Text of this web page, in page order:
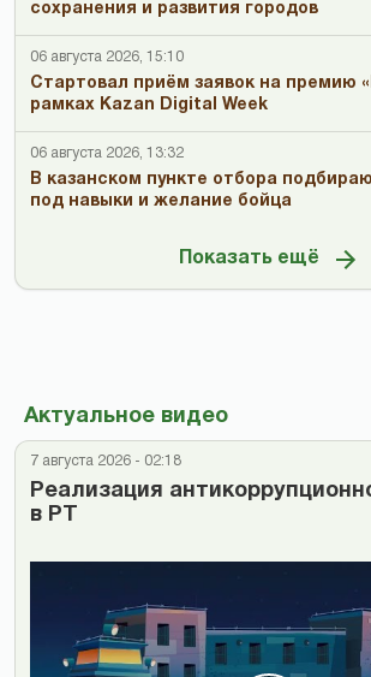
сохранения и развития городов
06 августа 2026, 15:10
Стартовал приём заявок на премию
рамках Kazan Digital Week
06 августа 2026, 13:32
В казанском пункте отбора
под навыки и желание бойца
Показать ещё
Актуальное видео
7 августа 2026 - 02:18
Реализация
в РТ